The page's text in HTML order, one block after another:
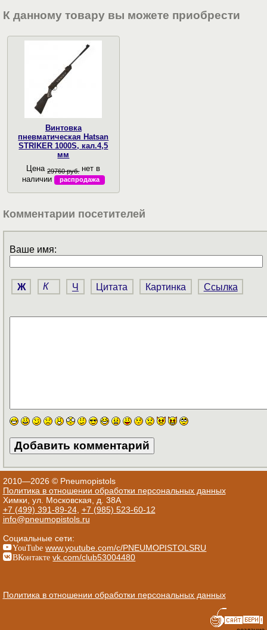
К данному товару вы можете приобрести
Винтовка
пневматическая Hatsan
STRIKER 1000S, кал.4,5
мм
Цена29760 руб. нет в
наличии
распродажа
Комментарии посетителей
Ваше имя:
Ж К Ч Цитата Картинка Ссылка
2010—2026 © Pneumopistols
Политика в отношении обработки персональных данных
Химки, ул. Московская, д. 38А
+7 (499) 391-89-24, +7 (985) 523-60-12
info@pneumopistols.ru
Социальные сети:
YouTube www.youtube.com/c/PNEUMOPISTOLSRU
ВКонтакте vk.com/club53004480
Политика в отношении обработки персональных данных